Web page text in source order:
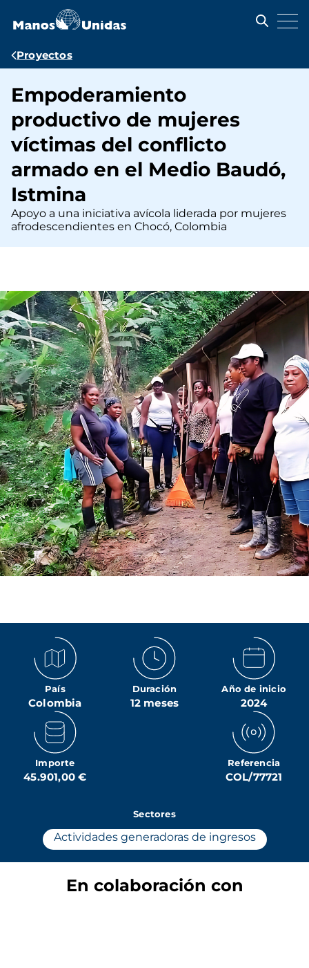
contenido
Ruta
navegación
Proyectos
Empoderamiento
productivo de mujeres
víctimas del conflicto
armado en el Medio Baudó,
Istmina
Apoyo a una iniciativa avícola liderada por mujeres
afrodescendientes en Chocó, Colombia
País
Colombia
Duración
12 meses
Año de inicio
2024
Importe
45.901,00 €
Referencia
COL/77721
Sectores
Actividades generadoras de ingresos
En colaboración con